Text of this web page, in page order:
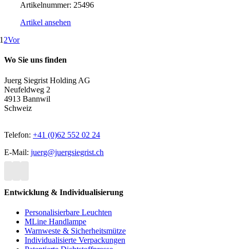
Artikelnummer: 25496
Artikel ansehen
1 2Vor
Wo Sie uns finden
Juerg Siegrist Holding AG
Neufeldweg 2
4913 Bannwil
Schweiz
Telefon: +41 (0)62 552 02 24
E-Mail: juerg@juergsiegrist.ch
Entwicklung & Individualisierung
Personalisierbare Leuchten
MLine Handlampe
Warnweste & Sicherheitsmütze
Individualisierte Verpackungen